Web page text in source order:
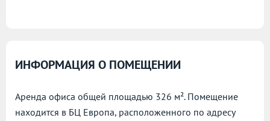
ИНФОРМАЦИЯ О ПОМЕЩЕНИИ
Аренда офиса общей площадью 326 м². Помещение
находится в БЦ Европа, расположенного по адресу